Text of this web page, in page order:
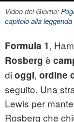
Video del Giorno:
capitolo alla
Formula 1,
Rosberg è
di oggi, ordine
seguito. Una
Lewis per
Rosberg che